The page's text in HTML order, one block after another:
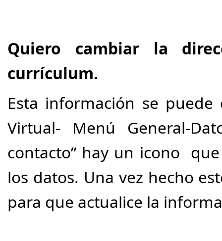
Quiero cambiar la
currículum.
Esta información se
Virtual- Menú General-
contacto” hay un icono
los datos. Una vez hecho
para que actualice la